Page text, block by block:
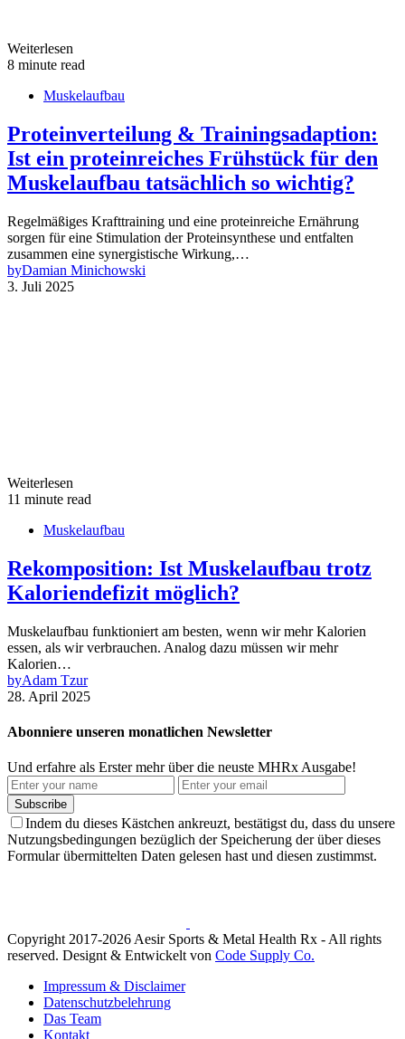
Weiterlesen
8 minute read
Muskelaufbau
Proteinverteilung & Trainingsadaption:
Ist ein proteinreiches Frühstück für den
Muskelaufbau tatsächlich so wichtig?
Regelmäßiges Krafttraining und eine proteinreiche Ernährung
sorgen für eine Stimulation der Proteinsynthese und entfalten
zusammen eine synergistische Wirkung,…
byDamian Minichowski
3. Juli 2025
Weiterlesen
11 minute read
Muskelaufbau
Rekomposition: Ist Muskelaufbau trotz
Kaloriendefizit möglich?
Muskelaufbau funktioniert am besten, wenn wir mehr Kalorien
essen, als wir verbrauchen. Analog dazu müssen wir mehr
Kalorien…
byAdam Tzur
28. April 2025
Abonniere unseren monatlichen Newsletter
Und erfahre als Erster mehr über die neuste MHRx Ausgabe!
Subscribe
Indem du dieses Kästchen ankreuzt, bestätigst du, dass du unsere
Nutzungsbedingungen bezüglich der Speicherung der über dieses
Formular übermittelten Daten gelesen hast und diesen zustimmst.
Copyright 2017-2026 Aesir Sports & Metal Health Rx - All rights
reserved. Designt & Entwickelt von Code Supply Co.
Impressum & Disclaimer
Datenschutzbelehrung
Das Team
Kontakt